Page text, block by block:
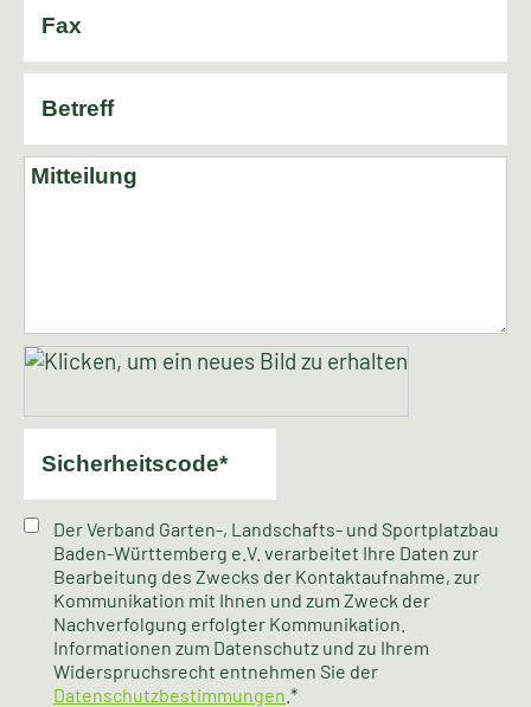
Der Verband Garten-, Landschafts- und Sportplatzbau
Baden-Württemberg e.V. verarbeitet Ihre Daten zur
Bearbeitung des Zwecks der Kontaktaufnahme, zur
Kommunikation mit Ihnen und zum Zweck der
Nachverfolgung erfolgter Kommunikation.
Informationen zum Datenschutz und zu Ihrem
Widerspruchsrecht entnehmen Sie der
Datenschutzbestimmungen .*